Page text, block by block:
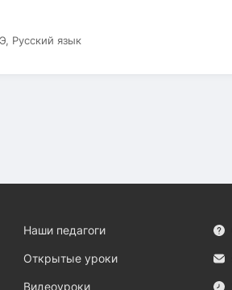
Русский язык
Наши педагоги
Открытые уроки
Видеоуроки